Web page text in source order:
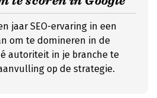
jaar SEO-ervaring in een
om te domineren in de
autoriteit in je branche te
op de strategie.